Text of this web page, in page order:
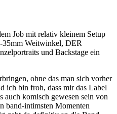
Job mit relativ kleinem Setup
35mm Weitwinkel, DER
und Backstage ein
ohne das man sich vorher
ich bin froh, dass mir das Label
auch komisch gewesen sein von
band-intimsten Momenten